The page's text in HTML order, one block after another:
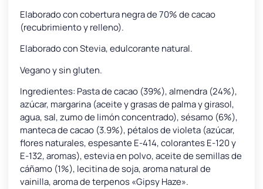
Elaborado con cobertura negra de 70% de cacao
(recubrimiento y relleno).
Elaborado con Stevia, edulcorante natural.
Vegano y sin gluten.
Ingredientes: Pasta de cacao (39%), almendra (24%),
azúcar, margarina (aceite y grasas de palma y girasol,
agua, sal, zumo de limón concentrado), sésamo (6%),
manteca de cacao (3.9%), pétalos de violeta (azúcar,
flores naturales, espesante E-414, colorantes E-120 y
E-132, aromas), estevia en polvo, aceite de semillas de
cáñamo (1%), lecitina de soja, aroma natural de
vainilla, aroma de terpenos «Gipsy Haze».